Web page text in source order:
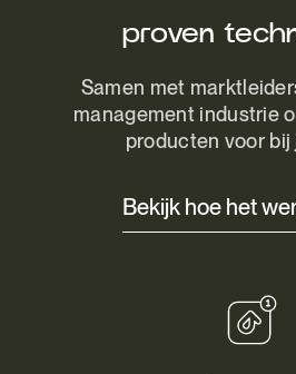
proven
Samen met
management industrie
producten voor
Bekijk hoe het